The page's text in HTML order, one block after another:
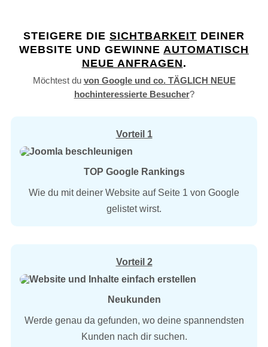
STEIGERE DIE SICHTBARKEIT DEINER
WEBSITE UND GEWINNE AUTOMATISCH
NEUE ANFRAGEN.
Möchtest du von Google und co. TÄGLICH NEUE
hochinteressierte Besucher?
Vorteil 1
TOP Google Rankings
Wie du mit deiner Website auf Seite 1 von Google
gelistet wirst.
Vorteil 2
Neukunden
Werde genau da gefunden, wo deine spannendsten
Kunden nach dir suchen.